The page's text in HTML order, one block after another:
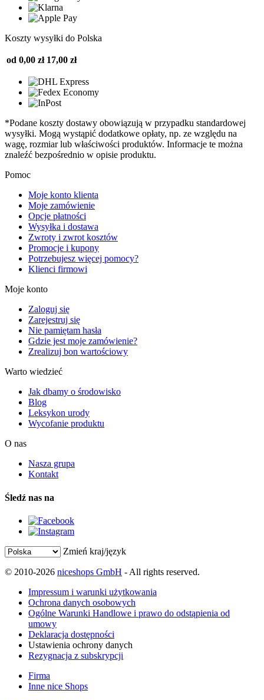
Koszty wysyłki do Polska
od 0,00 zł 17,00 zł
*Podane koszty dostawy obowiązują w przypadku standardowej
wysyłki. Mogą wystąpić dodatkowe opłaty, np. ze względu na
wagę, rozmiar lub właściwości produktów. Informacje te można
znaleźć bezpośrednio w opisie produktu.
Pomoc
Moje konto klienta
Moje zamówienie
Opcje płatności
Wysyłka i dostawa
Zwroty i zwrot kosztów
Promocje i kupony
Potrzebujesz więcej pomocy?
Klienci firmowi
Moje konto
Zaloguj się
Zarejestruj się
Nie pamiętam hasła
Gdzie jest moje zamówienie?
Zrealizuj bon wartościowy
Warto wiedzieć
Jak dbamy o środowisko
Blog
Leksykon urody
Wycofanie produktu
O nas
Nasza grupa
Kontakt
Śledź nas na
Zmień kraj/język
© 2010-2026 niceshops GmbH - All rights reserved.
Impressum i warunki użytkowania
Ochrona danych osobowych
Ogólne Warunki Handlowe i prawo do odstąpienia od
umowy
Deklaracja dostępności
Ustawienia ochrony danych
Rezygnacja z subskrypcji
Firma
Inne nice Shops